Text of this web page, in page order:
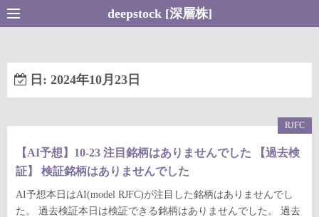
コ
ン
ン
へ
deepstock [深層株]
日: 2024年10月23日
【AI予想】10-23 注目銘柄はありませんでした 【過去検
証】 検証銘柄はありませんでした
AI予想本日はAI(model RJFC)が注目した銘柄はありませんでし
た。 過去検証本日は検証できる銘柄はありませんでした。 過去
RJFC